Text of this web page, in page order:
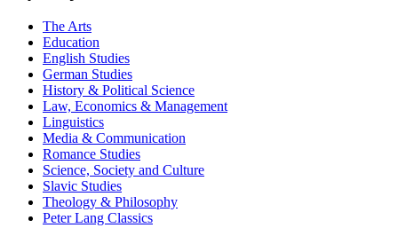
The Arts
Education
English Studies
German Studies
History & Political Science
Law, Economics & Management
Linguistics
Media & Communication
Romance Studies
Science, Society and Culture
Slavic Studies
Theology & Philosophy
Peter Lang Classics